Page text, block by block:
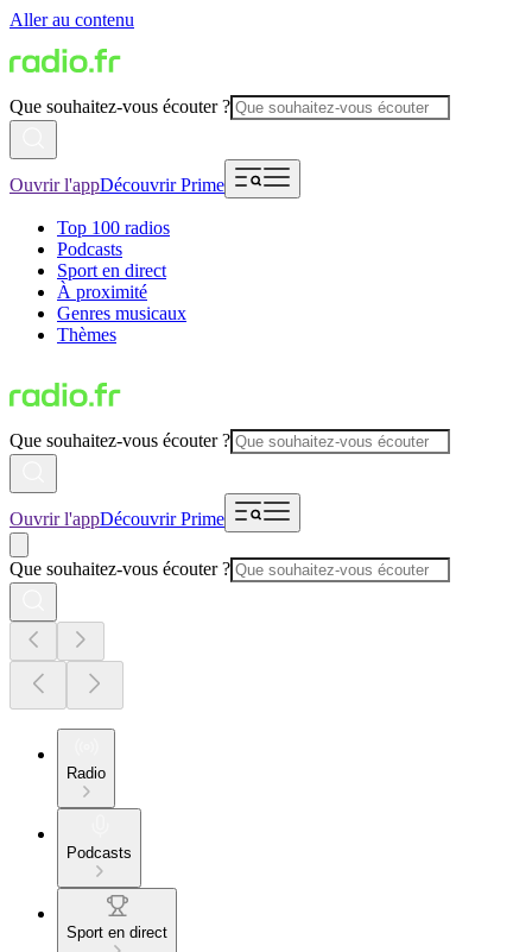
Aller au contenu
Que souhaitez-vous écouter ?
Ouvrir l'appDécouvrir Prime
Top 100 radios
Podcasts
Sport en direct
À proximité
Genres musicaux
Thèmes
Que souhaitez-vous écouter ?
Ouvrir l'appDécouvrir Prime
Que souhaitez-vous écouter ?
Radio
Podcasts
Sport en direct